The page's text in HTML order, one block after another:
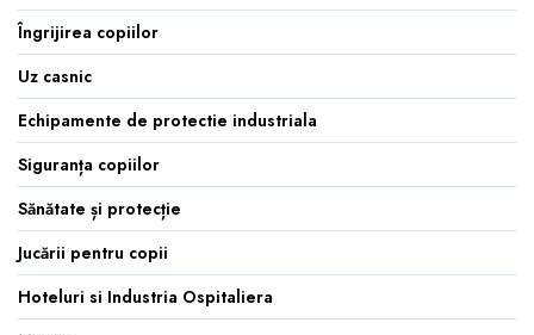
Îngrijirea copiilor
Uz casnic
Echipamente de protectie industriala
Siguranța copiilor
Sănătate și protecție
Jucării pentru copii
Hoteluri si Industria Ospitaliera